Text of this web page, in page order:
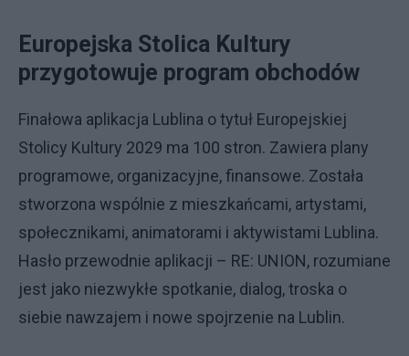
Europejska Stolica Kultury
przygotowuje program obchodów
Finałowa aplikacja Lublina o tytuł Europejskiej
Stolicy Kultury 2029 ma 100 stron. Zawiera plany
programowe, organizacyjne, finansowe. Została
stworzona wspólnie z mieszkańcami, artystami,
społecznikami, animatorami i aktywistami Lublina.
Hasło przewodnie aplikacji – RE: UNION, rozumiane
jest jako niezwykłe spotkanie, dialog, troska o
siebie nawzajem i nowe spojrzenie na Lublin.